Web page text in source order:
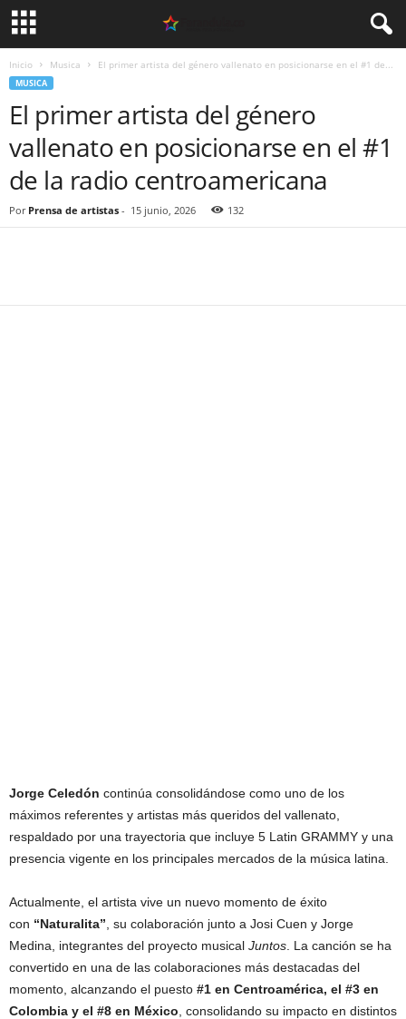
Inicio Musica El primer artista del género vallenato en posicionarse en el #1 de...
MUSICA
El primer artista del género
vallenato en posicionarse en el #1
de la radio centroamericana
Por Prensa de artistas - 15 junio, 2026 132
Jorge Celedón continúa consolidándose como uno de los
máximos referentes y artistas más queridos del vallenato,
respaldado por una trayectoria que incluye 5 Latin GRAMMY y una
presencia vigente en los principales mercados de la música latina.
Actualmente, el artista vive un nuevo momento de éxito
con “Naturalita” , su colaboración junto a Josi Cuen y Jorge
Medina, integrantes del proyecto musical Juntos . La canción se ha
convertido en una de las colaboraciones más destacadas del
momento, alcanzando el puesto #1 en Centroamérica, el #3 en
Colombia y el #8 en México , consolidando su impacto en distintos